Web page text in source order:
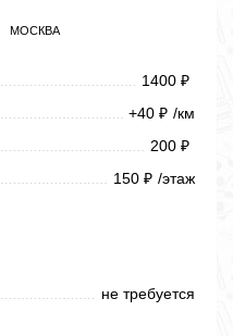
МОСКВА
1400 ₽
+40 ₽ /км
200 ₽
150 ₽ /этаж
не требуется